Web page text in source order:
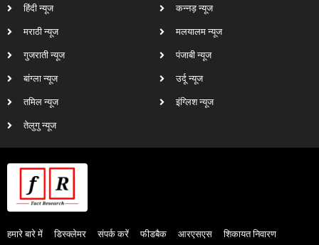
हिंदी न्यूज
मराठी न्यूज
गुजराती न्यूज
बांग्ला न्यूज
तमिल न्यूज
तेलुगु न्यूज
कन्नड़ न्यूज
मलयालम न्यूज
पंजाबी न्यूज
उर्दू न्यूज
इंग्लिश न्यूज
हमारे बारे में डिस्क्लेमर संपर्क करें फीडबैक आरएसएस शिकायत निवारण